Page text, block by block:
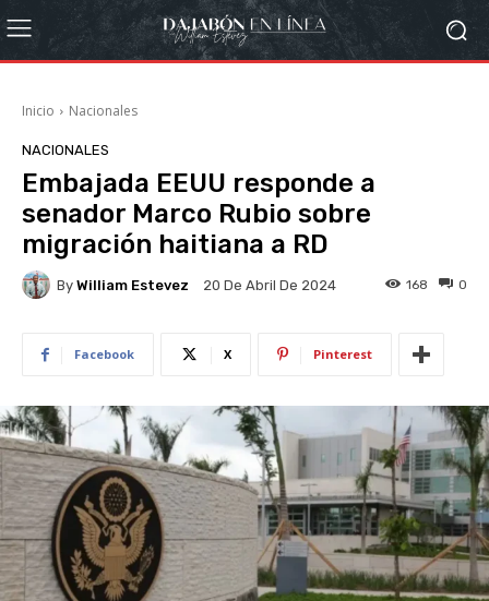
Inicio Nacionales
NACIONALES
Embajada EEUU responde a
senador Marco Rubio sobre
migración haitiana a RD
By William Estevez 20 De Abril De 2024 0
168
Facebook X Pinterest